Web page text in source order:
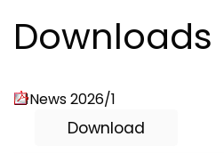
Downloads
News 2026/1
Download